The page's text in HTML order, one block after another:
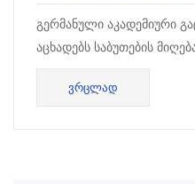
გერმანული აკადემიური
აცხადებს საბუთების
მარტო) საზაფხულო
პროგრამის ფარგლებში
ᲕᲠᲪᲚᲐᲓ